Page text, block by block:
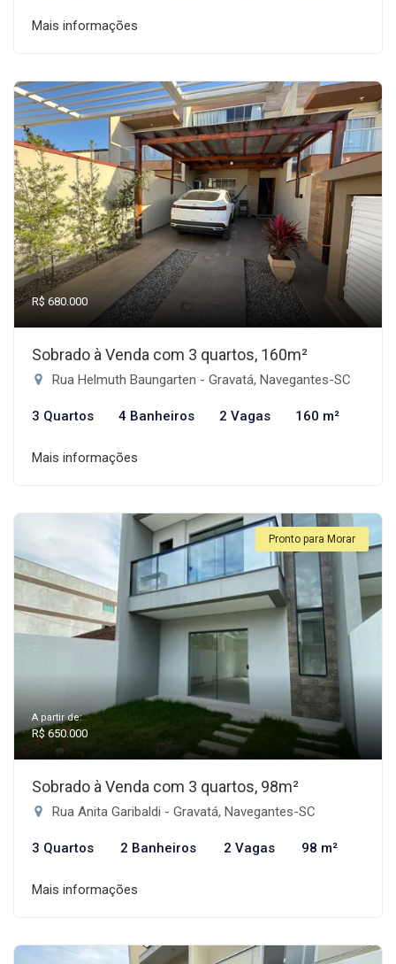
Mais informações
R$ 680.000
Sobrado à Venda com 3 quartos, 160m²
Rua Helmuth Baungarten - Gravatá, Navegantes-SC
3 Quartos 4 Banheiros 2 Vagas 160 m²
Mais informações
Pronto para Morar
A partir de:
R$ 650.000
Sobrado à Venda com 3 quartos, 98m²
Rua Anita Garibaldi - Gravatá, Navegantes-SC
3 Quartos 2 Banheiros 2 Vagas 98 m²
Mais informações